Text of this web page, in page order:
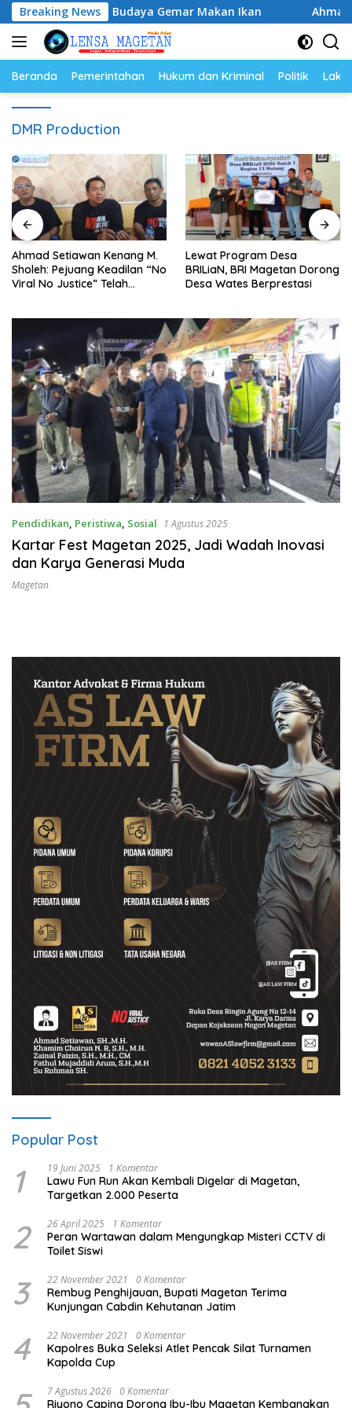
Langsung
ke
konten
Breaking News
Perkuat Budaya Gemar Makan Ikan Ahmad
Beranda Pemerintahan Hukum dan Kriminal Politik
DMR Production
Ahmad Setiawan Kenang M.
Sholeh: Pejuang Keadilan “No
Viral No Justice” Telah
Lewat Program Desa
BRILiaN, BRI Magetan Dorong
Desa Wates Berprestasi
Pendidikan, Peristiwa, Sosial 1 Agustus 2025
Kartar Fest Magetan 2025, Jadi Wadah Inovasi
dan Karya Generasi Muda
Magetan
Popular Post
1 19 Juni 2025 1 Komentar
Lawu Fun Run Akan Kembali Digelar di Magetan,
Targetkan 2.000 Peserta
2 26 April 2025 1 Komentar
Peran Wartawan dalam Mengungkap Misteri CCTV di
Toilet Siswi
3 22 November 2021 0 Komentar
Rembug Penghijauan, Bupati Magetan Terima
Kunjungan Cabdin Kehutanan Jatim
4 22 November 2021 0 Komentar
Kapolres Buka Seleksi Atlet Pencak Silat Turnamen
Kapolda Cup
7 Agustus 2026 0 Komentar
Riyono Caping Dorong Ibu-Ibu Magetan Kembangkan